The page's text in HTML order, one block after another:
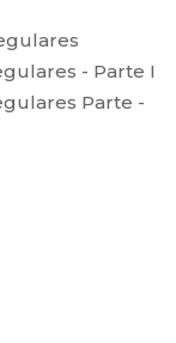
- Parte I
Parte -